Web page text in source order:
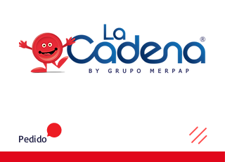
Pedido